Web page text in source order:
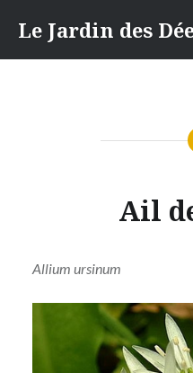
contenu
Le Jardin des
Ail
Allium ursinum